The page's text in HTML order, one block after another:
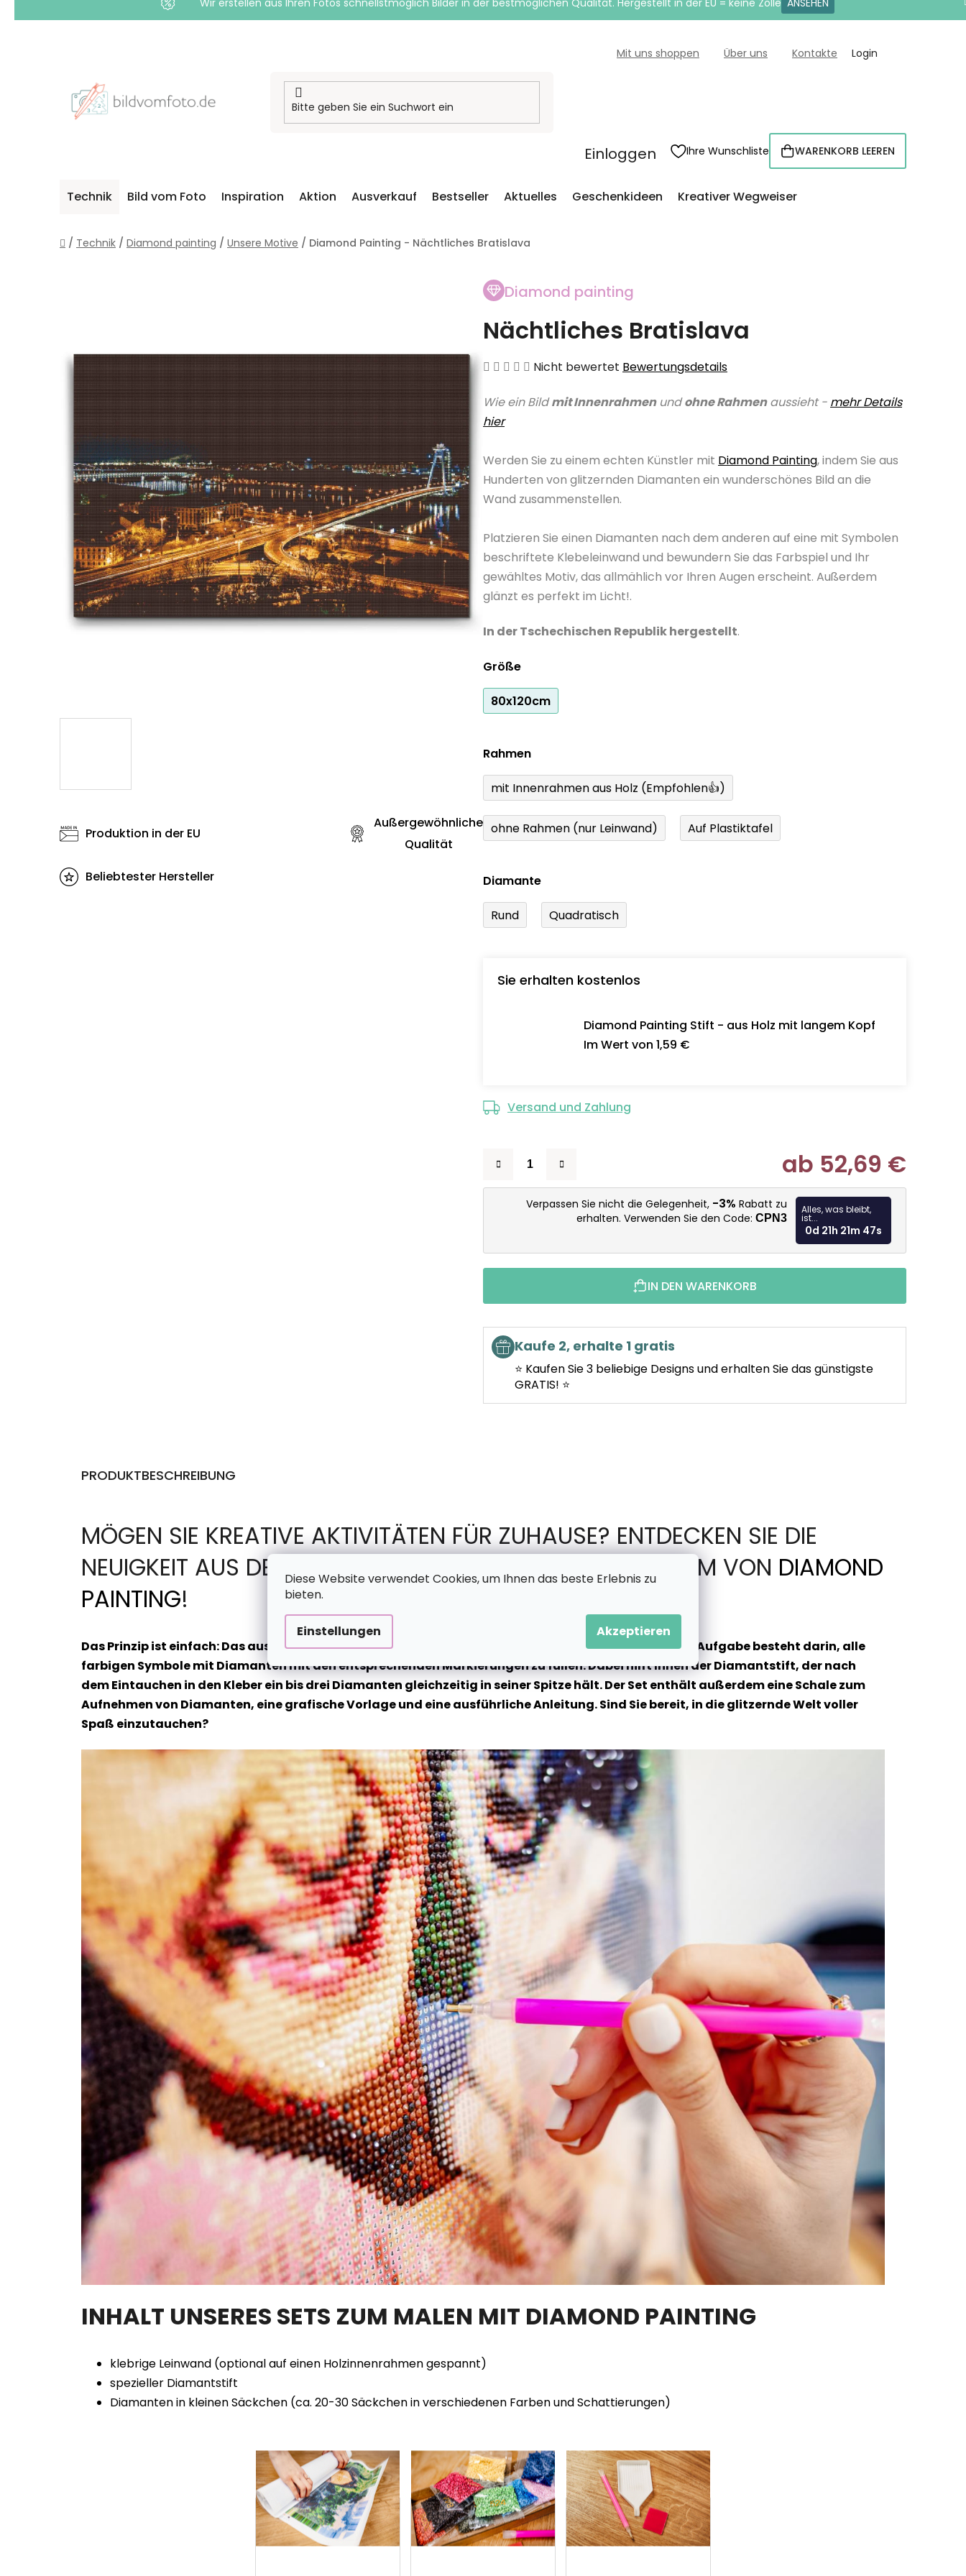
Diese Website verwendet Cookies, um Ihnen das beste Erlebnis zu
bieten.
Einstellungen Akzeptieren
Wir erstellen aus Ihren Fotos schnellstmöglich Bilder in der bestmöglichen Qualität. Hergestellt in der EU = keine Zölle ANSEHEN
Mit uns shoppen Über uns Kontakte Login
Einloggen Ihre Wunschliste WARENKORB
WARENKORB LEEREN
Technik Bild vom Foto Inspiration Aktion Ausverkauf Bestseller Aktuelles Geschenkideen Kreativer Wegweiser
Startseite
/ Technik / Diamond painting / Unsere Motive / Diamond Painting - Nächtliches Bratislava
Diamond painting
Nächtliches Bratislava
Die
Produktbewertung
von
5
Sternen.
Nicht bewertet Bewertungsdetails
Wie ein Bildmit Innenrahmenundohne Rahmenaussieht - mehr Details
hier
Werden Sie zu einem echten Künstler mit Diamond Painting, indem Sie aus
Hunderten von glitzernden Diamanten ein wunderschönes Bild an die
Wand zusammenstellen.
Platzieren Sie einen Diamanten nach dem anderen auf eine mit Symbolen
beschriftete Klebeleinwand und bewundern Sie das Farbspiel und Ihr
gewähltes Motiv, das allmählich vor Ihren Augen erscheint. Außerdem
glänzt es perfekt im Licht!.
In der Tschechischen Republik hergestellt.
Größe
80x120cm
Rahmen
mit Innenrahmen aus Holz (Empfohlen👍)
ohne Rahmen (nur Leinwand) Auf Plastiktafel
Diamante
Rund Quadratisch
Sie erhalten kostenlos
Diamond Painting Stift - aus Holz mit langem Kopf
Im Wert von 1,59 €
Versand und Zahlung
ab 52,69 €
Verpassen Sie nicht die Gelegenheit, -3% Rabatt zu
erhalten. Verwenden Sie den Code: CPN3
Alles, was bleibt,
ist...
0d 21h 21m 46s
IN DEN WARENKORB
Kaufe 2, erhalte 1 gratis
⭐ Kaufen Sie 3 beliebige Designs und erhalten Sie das günstigste
GRATIS! ⭐
Produktion in der EU
Außergewöhnliche
Qualität
Beliebtester Hersteller
PRODUKTBESCHREIBUNG
MÖGEN SIE KREATIVE AKTIVITÄTEN FÜR ZUHAUSE? ENTDECKEN SIE DIE
NEUIGKEIT AUS DER TSCHECHISCHEN PRODUKTION IN FORM VON DIAMOND
PAINTING!
Das Prinzip ist einfach: Das ausgewählte Motiv wird auf eine klebrige Leinwand vorgedruckt und Ihre Aufgabe besteht darin, alle
farbigen Symbole mit Diamanten mit den entsprechenden Markierungen zu füllen. Dabei hilft Ihnen der Diamantstift, der nach
dem Eintauchen in den Kleber ein bis drei Diamanten gleichzeitig in seiner Spitze hält. Der Set enthält außerdem eine Schale zum
Aufnehmen von Diamanten, eine grafische Vorlage und eine ausführliche Anleitung. Sind Sie bereit, in die glitzernde Welt voller
Spaß einzutauchen?
INHALT UNSERES SETS ZUM MALEN MIT DIAMOND PAINTING
klebrige Leinwand (optional auf einen Holzinnenrahmen gespannt)
spezieller Diamantstift
Diamanten in kleinen Säckchen (ca. 20-30 Säckchen in verschiedenen Farben und Schattierungen)